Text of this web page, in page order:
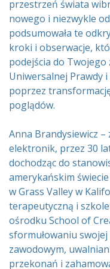
przestrzeń świata
nowego i niezwykle
podsumowała te
kroki i obserwacje,
podejścia do
Uniwersalnej Prawdy
poprzez
poglądów.
Anna Brandysiewicz –
elektronik, przez 30
dochodząc do
amerykańskim
w Grass Valley w
terapeutyczną i
ośrodku School of
sformułowaniu
zawodowym,
przekonań i